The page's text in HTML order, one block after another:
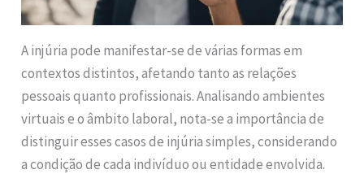
A injúria pode manifestar-se de várias formas em
contextos distintos, afetando tanto as relações
pessoais quanto profissionais. Analisando ambientes
virtuais e o âmbito laboral, nota-se a importância de
distinguir esses casos de injúria simples, considerando
a condição de cada indivíduo ou entidade envolvida.